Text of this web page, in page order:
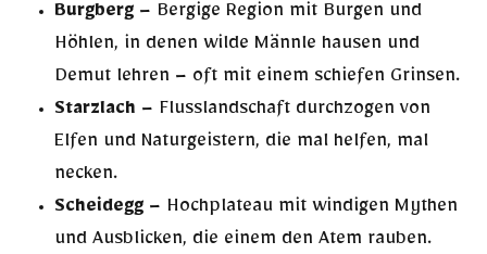
Burgberg – Bergige Region mit Burgen und
Höhlen, in denen wilde Männle hausen und
Demut lehren – oft mit einem schiefen Grinsen.
Starzlach – Flusslandschaft durchzogen von
Elfen und Naturgeistern, die mal helfen, mal
necken.
Scheidegg – Hochplateau mit windigen Mythen
und Ausblicken, die einem den Atem rauben.